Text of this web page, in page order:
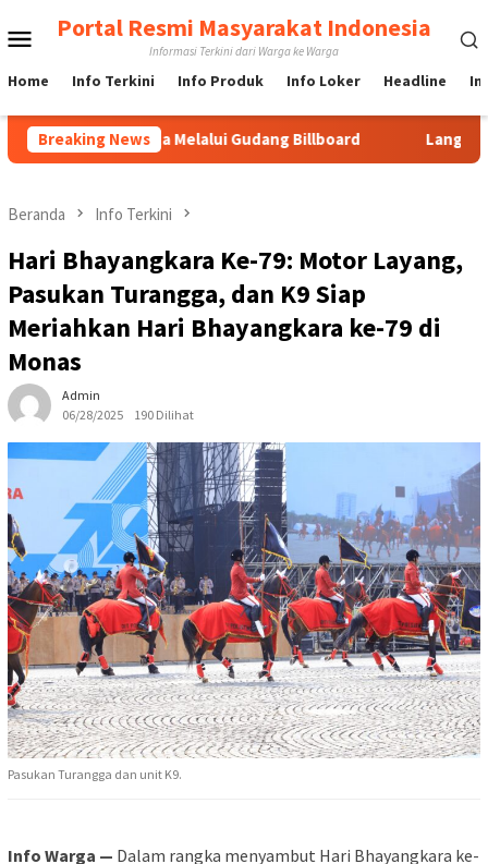
ke
Menu
Mobile
Portal Resmi Masyarakat Indonesia
Informasi Terkini dari Warga ke Warga
Home Info Terkini Info Produk Info Loker Headline
Breaking News
di Jakarta Melalui Gudang Billboard Langkah Cepat
Beranda Info Terkini
Hari Bhayangkara Ke-79: Motor Layang,
Pasukan Turangga, dan K9 Siap
Meriahkan Hari Bhayangkara ke-79 di
Monas
Admin
06/28/2025
190 Dilihat
Pasukan Turangga dan unit K9.
Info Warga — Dalam rangka menyambut Hari Bhayangkara ke-